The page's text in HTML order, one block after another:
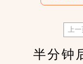
上一
半分钟后